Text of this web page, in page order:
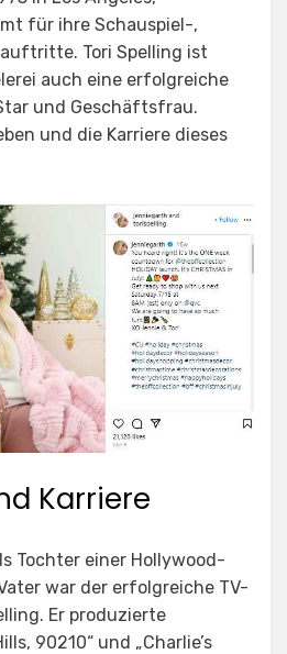
für ihre Schauspiel-,
Tori Spelling ist
auch eine erfolgreiche
und Geschäftsfrau.
und die Karriere dieses
Karriere
Tochter einer Hollywood-
war der erfolgreiche TV-
Er produzierte
90210“ und „Charlie’s